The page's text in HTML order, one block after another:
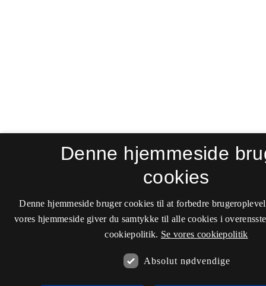
Denne hjemmeside
cookies
Denne hjemmeside bruger cookies til at forbedre
vores hjemmeside giver du samtykke til alle cookies i
cookiepolitik. Se vores cookiepolitik
Absolut nødvendige